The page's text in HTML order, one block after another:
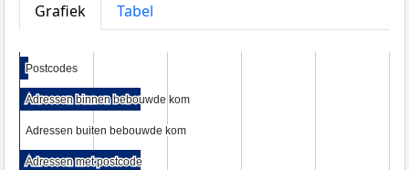
Grafiek
Tabel
Postcodes
Postcodes
Adressen binnen bebouwde kom
Adressen binnen bebouwde kom
Adressen buiten bebouwde kom
Adressen buiten bebouwde kom
Adressen met postcode
Adressen met postcode